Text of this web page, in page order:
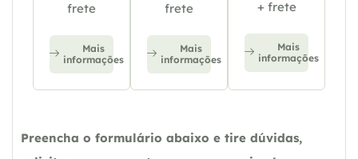
frete
Mais
informações
frete
Mais
informações
+ frete
Mais
informações
Preencha o formulário abaixo e tire dúvidas,